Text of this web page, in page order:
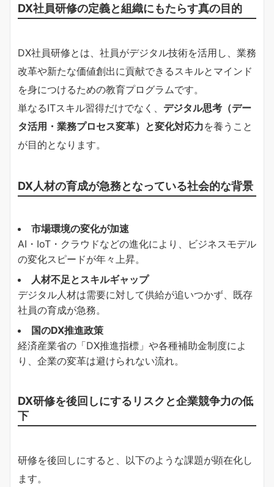
DX社員研修の定義と組織にもたらす真の目的
DX社員研修とは、社員がデジタル技術を活用し、業務
改革や新たな価値創出に貢献できるスキルとマインド
を身につけるための教育プログラムです。
単なるITスキル習得だけでなく、 デジタル思考（デー
タ活用・業務プロセス変革）と変化対応力を養うこと
が目的となります。
DX人材の育成が急務となっている社会的な背景
市場環境の変化が加速
AI・IoT・クラウドなどの進化により、ビジネスモデル
の変化スピードが年々上昇。
人材不足とスキルギャップ
デジタル人材は需要に対して供給が追いつかず、既存
社員の育成が急務。
国のDX推進政策
経済産業省の「DX推進指標」や各種補助金制度によ
り、企業の変革は避けられない流れ。
DX研修を後回しにするリスクと企業競争力の低
下
研修を後回しにすると、以下のような課題が顕在化し
ます。